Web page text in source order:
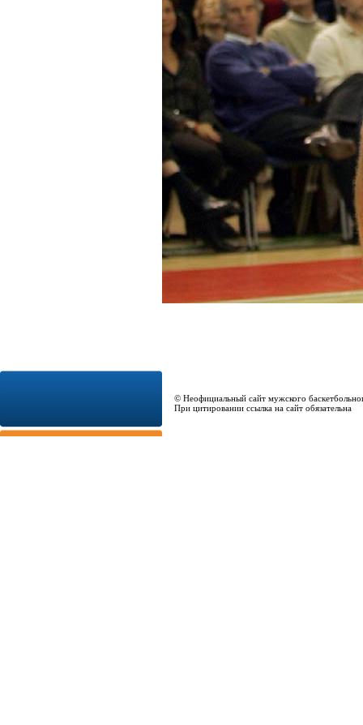
© Неофициальный сайт мужского
При цитировании ссылка на сайт обязательна